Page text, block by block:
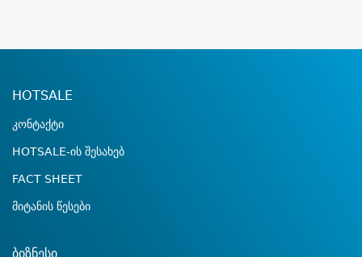
HOTSALE
კონტაქტი
HOTSALE-ის შესახებ
FACT SHEET
მიტანის წესები
ბიზნესი